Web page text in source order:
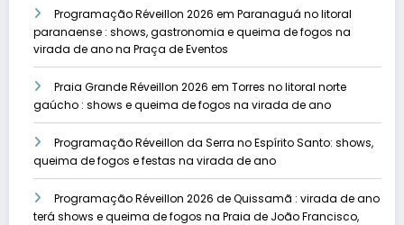
Programação Réveillon 2026 em Paranaguá no litoral
paranaense : shows, gastronomia e queima de fogos na
virada de ano na Praça de Eventos
Praia Grande Réveillon 2026 em Torres no litoral norte
gaúcho : shows e queima de fogos na virada de ano
Programação Réveillon da Serra no Espírito Santo: shows,
queima de fogos e festas na virada de ano
Programação Réveillon 2026 de Quissamã : virada de ano
terá shows e queima de fogos na Praia de João Francisco,